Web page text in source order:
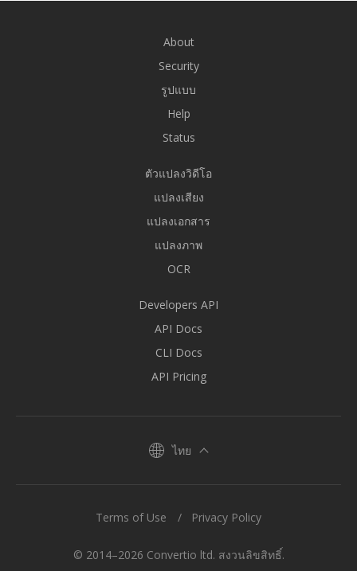
About
Security
รูปแบบ
Help
Status
ตัวแปลงวิดีโอ
แปลงเสียง
แปลงเอกสาร
แปลงภาพ
OCR
Developers API
API Docs
CLI Docs
API Pricing
ไทย
© 2014–2026 Convertio ltd. สงวนลิขสิทธิ์.
Terms of Use Privacy Policy